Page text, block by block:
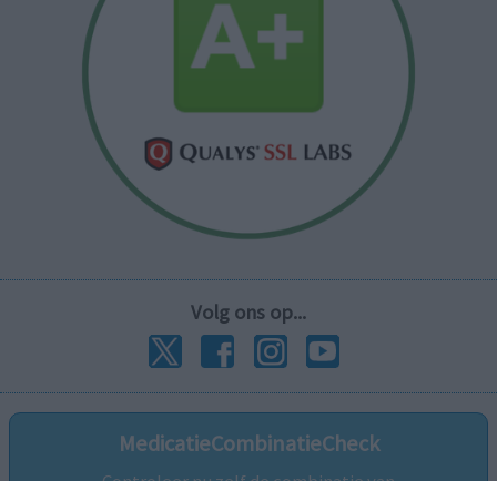
Volg ons op...
MedicatieCombinatieCheck